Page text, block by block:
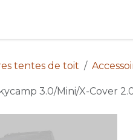
tentes de toit
3.0/Mini/X-Cover